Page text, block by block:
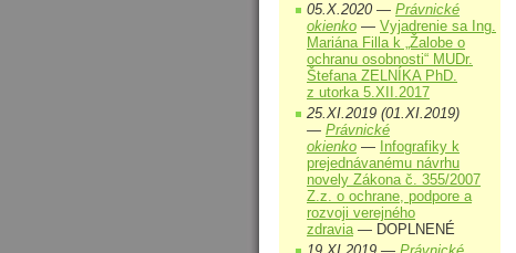
05.X.2020 — Právnické
okienko — Vyjadrenie sa Ing.
Mariána Filla k „Žalobe o
ochranu osobnosti“ MUDr.
Štefana ZELNÍKA PhD.
z utorka 5.XII.2017
25.XI.2019 (01.XI.2019)
— Právnické
okienko — Infografiky k
prejednávanému návrhu
novely Zákona č. 355/2007
Z.z. o ochrane, podpore a
rozvoji verejného
zdravia— DOPLNENÉ